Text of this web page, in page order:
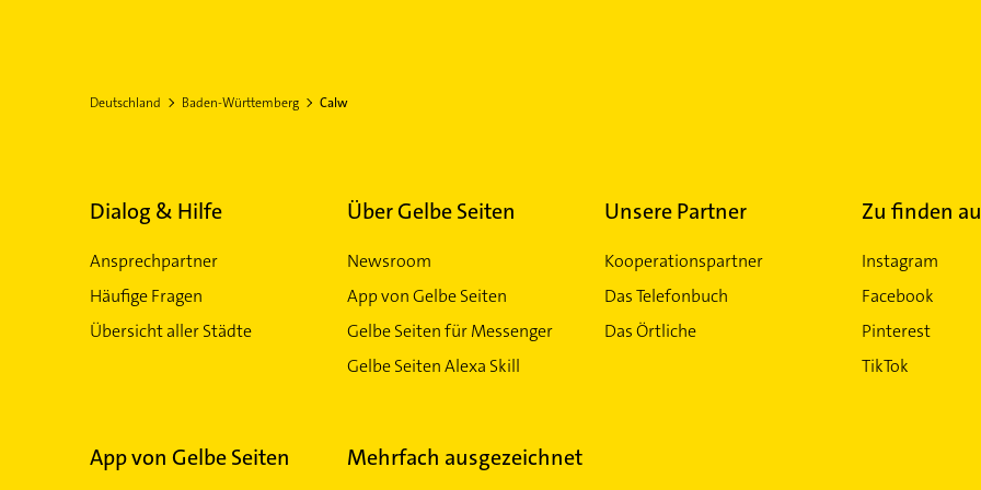
Deutschland Baden-Württemberg Calw
Dialog & Hilfe
Ansprechpartner
Häufige Fragen
Übersicht aller Städte
Über Gelbe Seiten
Newsroom
App von Gelbe Seiten
Gelbe Seiten für Messenger
Gelbe Seiten Alexa Skill
Unsere Partner
Kooperationspartner
Das Telefonbuch
Das Örtliche
Zu finden
Instagram
Facebook
Pinterest
TikTok
App von Gelbe Seiten Mehrfach ausgezeichnet